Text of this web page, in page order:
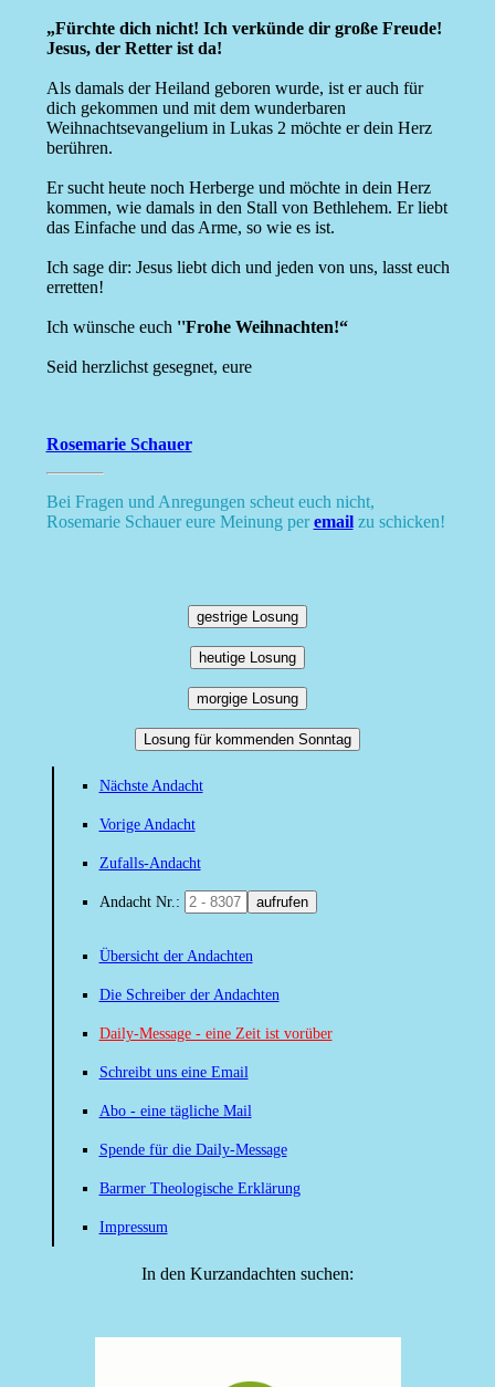
„Fürchte dich nicht! Ich verkünde dir große Freude!
Jesus, der Retter ist da!
Als damals der Heiland geboren wurde, ist er auch für
dich gekommen und mit dem wunderbaren
Weihnachtsevangelium in Lukas 2 möchte er dein Herz
berühren.
Er sucht heute noch Herberge und möchte in dein Herz
kommen, wie damals in den Stall von Bethlehem. Er liebt
das Einfache und das Arme, so wie es ist.
Ich sage dir: Jesus liebt dich und jeden von uns, lasst euch
erretten!
Ich wünsche euch ''Frohe Weihnachten!“
Seid herzlichst gesegnet, eure
Rosemarie Schauer
Bei Fragen und Anregungen scheut euch nicht,
Rosemarie Schauer eure Meinung peremailzu schicken!
gestrige Losung
heutige Losung
morgige Losung
Losung für kommenden Sonntag
Nächste Andacht
Vorige Andacht
Zufalls-Andacht
Andacht Nr.: aufrufen
Übersicht der Andachten
Die Schreiber der Andachten
Daily-Message - eine Zeit ist vorüber
Schreibt uns eine Email
Abo - eine tägliche Mail
Spende für die Daily-Message
Barmer Theologische Erklärung
Impressum
In den Kurzandachten suchen: